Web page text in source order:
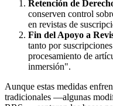
Retención de
conserven control
en revistas de
Fin del Apoyo a
tanto por
procesamiento de
inmersión".
Aunque estas medidas
tradicionales —algunas